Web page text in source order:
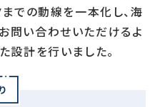
までの動線を一本化し、海
問い合わせいただけるよ
設計を行いました。